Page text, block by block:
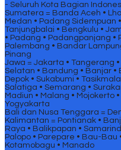
- Seluruh Kota Bagian
Sumatera = Banda Aceh •
Medan • Padang Sidempuan
Tanjungbalai • Bengkulu •
• Padang • Padangpanjang •
Palembang • Bandar
Pinang
Jawa = Jakarta • Tangerang
Selatan • Bandung • Banjar •
Depok • Sukabumi •
Salatiga • Semarang •
Madiun • Malang • Mojokerto
Yogyakarta
Bali dan Nusa Tenggara =
Kalimantan = Pontianak •
Raya • Balikpapan •
Palopo • Parepare • Bau-Bau
Kotamobagu • Manado